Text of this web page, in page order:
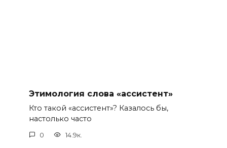
Этимология слова «ассистент»
Кто такой «ассистент»? Казалось бы,
настолько часто
0 14.9к.